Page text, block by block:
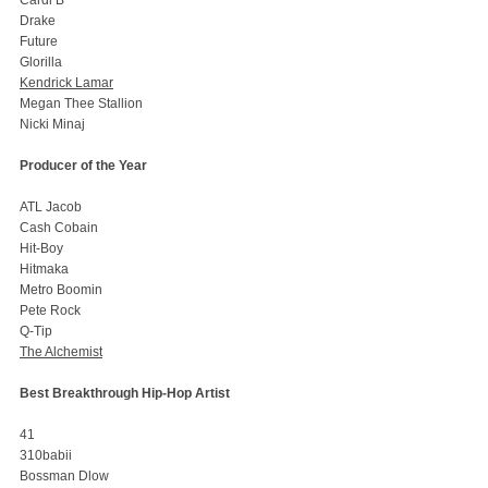
Drake
Future
Glorilla
Kendrick Lamar
Megan Thee Stallion
Nicki Minaj
Producer of the Year
ATL Jacob
Cash Cobain
Hit-Boy
Hitmaka
Metro Boomin
Pete Rock
Q-Tip
The Alchemist
Best Breakthrough Hip-Hop Artist
41
310babii
Bossman Dlow